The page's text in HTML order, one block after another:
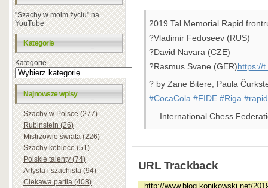
"Szachy w moim życiu" na
YouTube
Kategorie
Kategorie
Najnowsze wpisy
Szachy w Polsce (277)
Rubinstein (26)
Mistrzowie świata (226)
Szachy kobiece (51)
Polskie talenty (74)
Artysta i szachista (94)
Ciekawa partia (408)
2019 Tal Memorial Rapid
?Vladimir Fedoseev (RUS)
?David Navara (CZE)
?Rasmus Svane (GER)https://
? by Zane Bitere, Paula
#CocaCola #FIDE #Riga #rapid
— International Chess
URL Trackback